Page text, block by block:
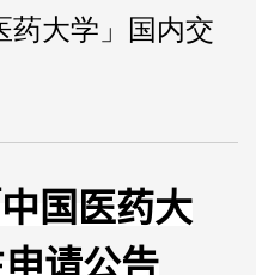
药大学」国内交
国医药大
请公告